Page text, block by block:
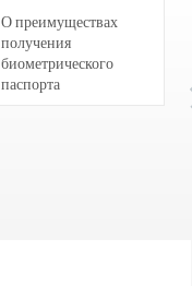
О преимуществах
получения
биометрического
паспорта